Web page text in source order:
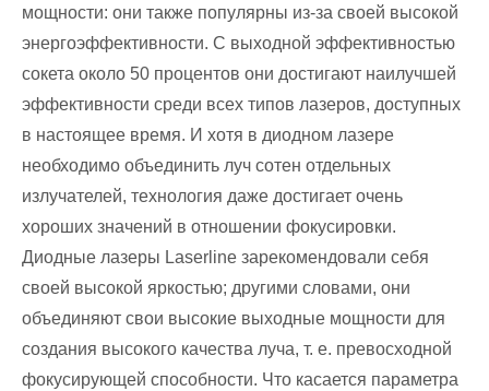
мощности: они также популярны из-за своей высокой
энергоэффективности. С выходной эффективностью
сокета около 50 процентов они достигают наилучшей
эффективности среди всех типов лазеров, доступных
в настоящее время. И хотя в диодном лазере
необходимо объединить луч сотен отдельных
излучателей, технология даже достигает очень
хороших значений в отношении фокусировки.
Диодные лазеры Laserline зарекомендовали себя
своей высокой яркостью; другими словами, они
объединяют свои высокие выходные мощности для
создания высокого качества луча, т. е. превосходной
фокусирующей способности. Что касается параметра